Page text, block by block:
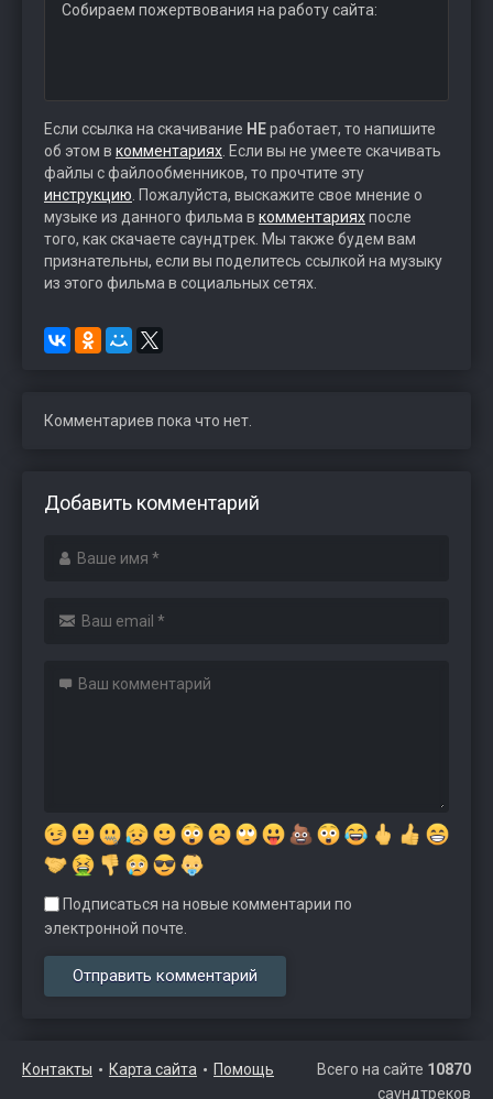
Собираем пожертвования на работу сайта:
Если ссылка на скачивание НЕработает, то напишите
об этом в комментариях . Если вы не умеете скачивать
файлы с файлообменников, то прочтите эту
инструкцию . Пожалуйста, выскажите свое мнение о
музыке из данного фильма в комментарияхпосле
того, как скачаете саундтрек. Мы также будем вам
признательны, если вы поделитесь ссылкой на музыку
из этого фильма в социальных сетях.
Комментариев пока что нет.
Добавить комментарий
Подписаться на новые комментарии по
электронной почте.
Контакты Карта сайта Помощь Всего на сайте 10870
саундтреков